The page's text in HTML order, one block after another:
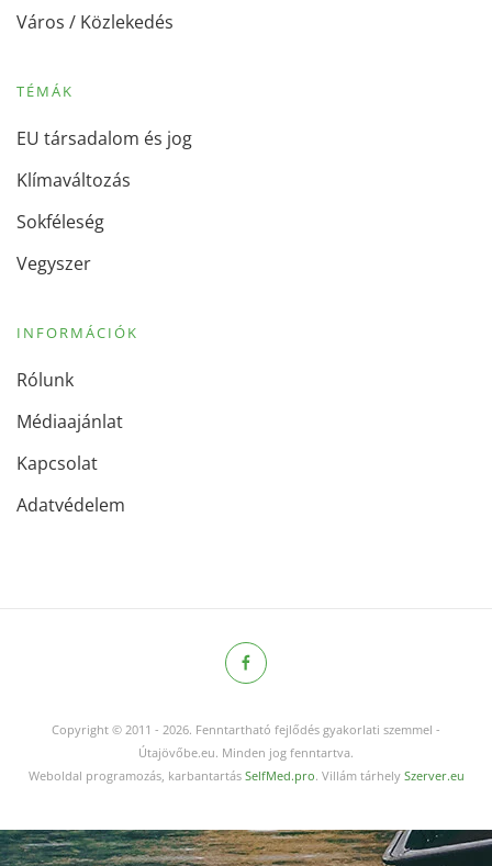
Város / Közlekedés
TÉMÁK
EU társadalom és jog
Klímaváltozás
Sokféleség
Vegyszer
INFORMÁCIÓK
Rólunk
Médiaajánlat
Kapcsolat
Adatvédelem
Copyright © 2011 - 2026. Fenntartható fejlődés gyakorlati szemmel -
Útajövőbe.eu. Minden jog fenntartva.
Weboldal programozás, karbantartás SelfMed.pro. Villám tárhely Szerver.eu